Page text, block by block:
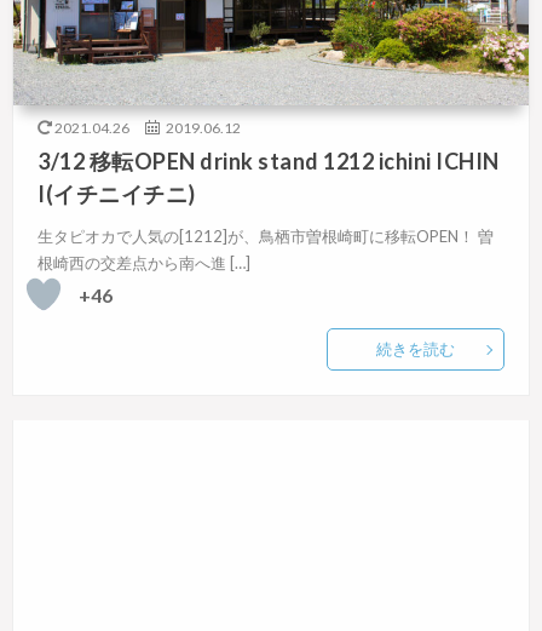
2021.04.26 2019.06.12
3/12 移転OPEN drink stand 1212 ichini ICHIN
I(イチニイチニ)
生タピオカで人気の[1212]が、鳥栖市曽根崎町に移転OPEN！ 曽
根崎西の交差点から南へ進 […]
+46
続きを読む